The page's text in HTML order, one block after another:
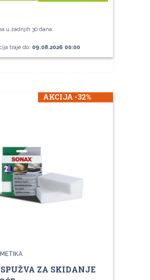
u zadnjih 30 dana:
traje do: 09.08.2026 00:00
AKCIJA -32%
ZA SKIDANJE